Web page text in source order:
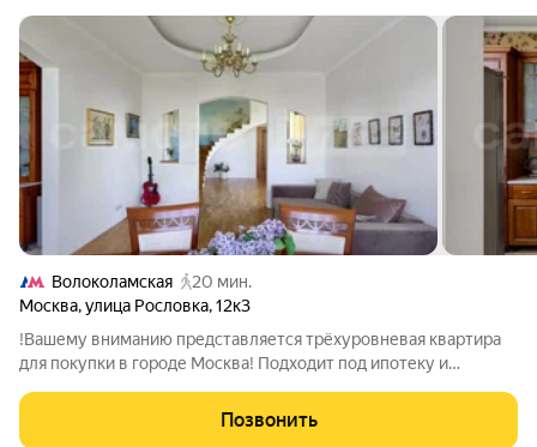
Волоколамская
20 мин.
Москва,улица Рословка,12к3
!Вашему вниманию представляется трёхуровневая квартира
для покупки в городе Москва! Подходит под ипотеку и
продажа! О квартире:Общая площадь-158,3 кв.м.; Кухня- 16
кв.м.; Три этажа, 5 и более
Позвонить